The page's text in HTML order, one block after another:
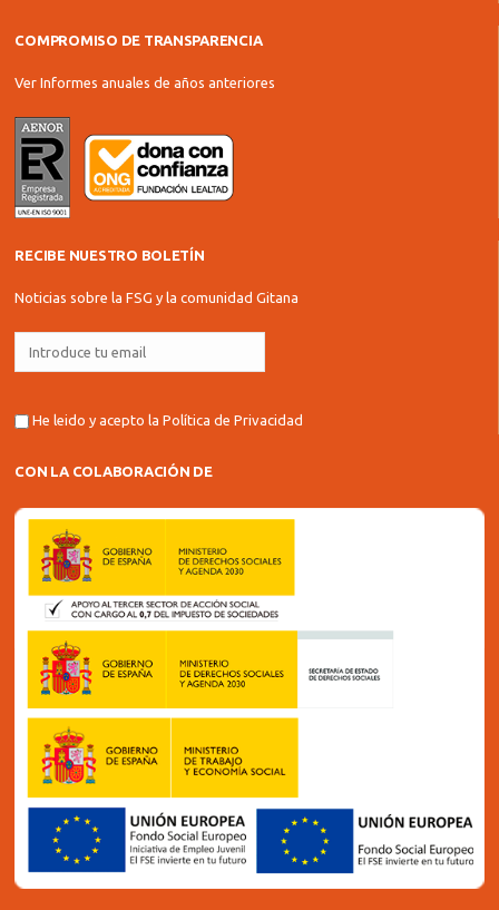
COMPROMISO DE TRANSPARENCIA
Ver Informes anuales de años anteriores
RECIBE NUESTRO BOLETÍN
Noticias sobre la FSG y la comunidad Gitana
He leido y acepto laPolítica de Privacidad
CON LA COLABORACIÓN DE